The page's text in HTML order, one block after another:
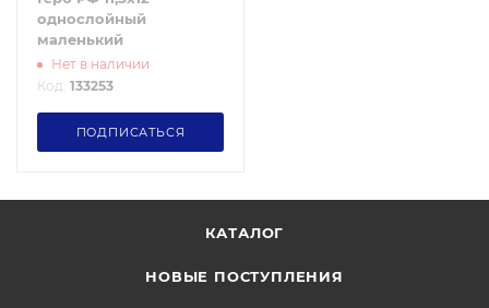
однослойный
маленький
Нет в наличии
Код: 133253
ПОДПИСАТЬСЯ
КАТАЛОГ
НОВЫЕ ПОСТУПЛЕНИЯ